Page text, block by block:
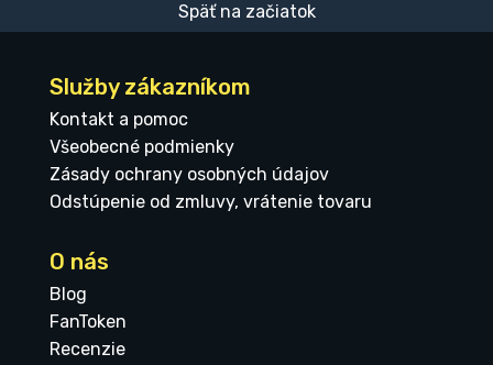
Späť na začiatok
Služby zákazníkom
Kontakt a pomoc
Všeobecné podmienky
Zásady ochrany osobných údajov
Odstúpenie od zmluvy, vrátenie tovaru
O nás
Blog
FanToken
Recenzie